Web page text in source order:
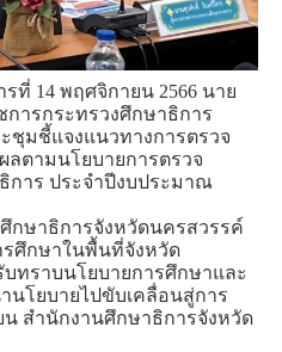
รที่ 14 พฤศจิกายน 2566 นาย
การกระทรวงศึกษาธิการ
ชุมชี้แจงแนวทางการตรวจ
ลตามนโยบายการตรวจ
การ ประจำปีงบประมาณ
กษาธิการจังหวัดนครสวรรค์
ศึกษาในพื้นที่จังหวัด
ทราบนโยบายการศึกษาและ
นโยบายไปขับเคลื่อนสู่การ
สำนักงานศึกษาธิการจังหวัด